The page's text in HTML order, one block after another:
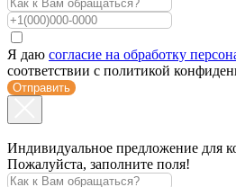
Я даю согласие на обработку
соответствии с политикой
Отправить
Индивидуальное предложение для
Пожалуйста, заполните поля!